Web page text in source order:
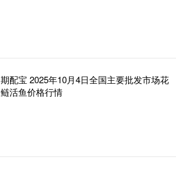
期配宝 2025年10月4日全国主要批发市场花
鲢活鱼价格行情